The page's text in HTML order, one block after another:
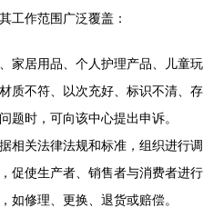
工作范围广泛覆盖：
家居用品、个人护理产品、儿童玩
质不符、以次充好、标识不清、存
题时，可向该中心提出申诉。
相关法律法规和标准，组织进行调
促使生产者、销售者与消费者进行
如修理、更换、退货或赔偿。